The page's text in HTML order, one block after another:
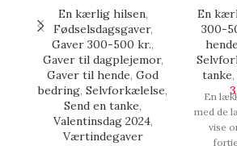
En kærlig hilsen,
Fødselsdagsgaver,
Gaver 300-500 kr.,
Gaver til dagplejemor,
Gaver til hende, God
bedring, Selvforkælelse,
Send en tanke,
Valentinsdag 2024,
Værtindegaver
En
300-
hende
tanke,
En
med de
vise